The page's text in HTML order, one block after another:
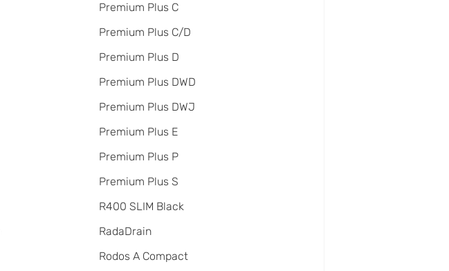
Premium Plus C
Premium Plus C/D
Premium Plus D
Premium Plus DWD
Premium Plus DWJ
Premium Plus E
Premium Plus P
Premium Plus S
R400 SLIM Black
RadаDrain
Rodos A Compact